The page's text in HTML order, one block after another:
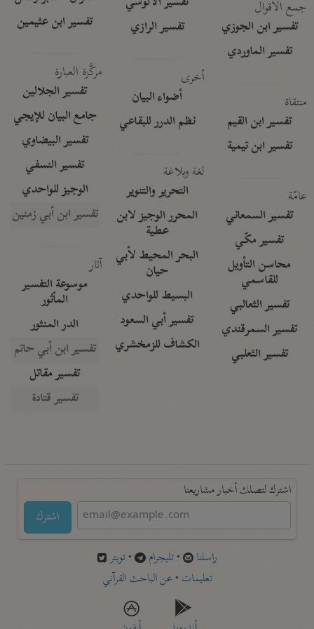
جمع الأقوال
تفسير ابن الجوزي
تفسير الماوردي
منتقاة
تفسير ابن القيم
تفسير ابن تيمية
عامّة
تفسير السمعاني
تفسير مكّي
محاسن التأويل
للقاسمي
تفسير الثعالبي
تفسير السمرقندي
تفسير الثعلبي
تفسير الرازي
أخرى
أضواء البيان
نظم الدرر للبقاعي
لغة وبلاغة
التحرير والتنوير
المحرر الوجيز لابن
عطية
البحر المحيط لأبي
حيان
البسيط للواحدي
تفسير أبي السعود
الكشاف للزمخشري
تفسير ابن عثيمين
مركَّزة العبارة
تفسير الجلالين
جامع البيان للإيجي
تفسير البيضاوي
تفسير النسفي
الوجيز للواحدي
تفسير ابن أبي زمنين
آثار
موسوعة التفسير
المأثور
الدر المنثور
تفسير ابن أبي حاتم
تفسير مقاتل
تفسير قتادة
اشترك لتصلك أخبار مشاريعنا
اشترك
راسلنا •تليجرام •تويتر
تعليمات •عن الباحث القرآني